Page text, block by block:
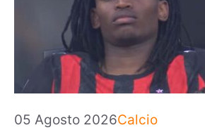
05 Agosto 2026Categorie
Calcio